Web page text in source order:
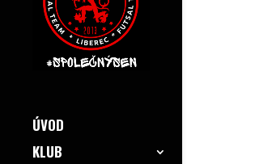
ÚVOD
KLUB